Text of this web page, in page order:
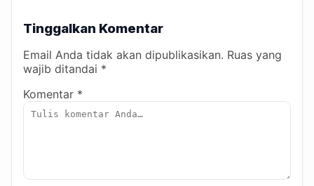
Tinggalkan Komentar
Email Anda tidak akan dipublikasikan. Ruas yang
wajib ditandai *
Komentar *